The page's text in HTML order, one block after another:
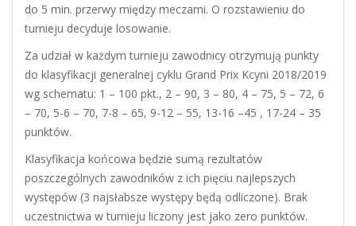
do 5 min. przerwy między meczami. O rozstawieniu do
turnieju decyduje losowanie.
Za udział w każdym turnieju zawodnicy otrzymują punkty
do klasyfikacji generalnej cyklu Grand Prix Kcyni 2018/2019
wg schematu: 1 – 100 pkt., 2 – 90, 3 – 80, 4 – 75, 5 – 72, 6
– 70, 5-6 – 70, 7-8 – 65, 9-12 – 55, 13-16 –45 , 17-24 – 35
punktów.
Klasyfikacja końcowa będzie sumą rezultatów
poszczególnych zawodników z ich pięciu najlepszych
występów (3 najsłabsze występy będą odliczone). Brak
uczestnictwa w turnieju liczony jest jako zero punktów.